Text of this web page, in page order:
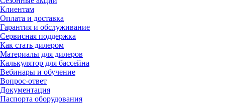
Клиентам
Оплата и доставка
Гарантия и обслуживание
Сервисная поддержка
Как стать дилером
Материалы для дилеров
Калькулятор для бассейна
Вебинары и обучение
Вопрос-ответ
Документация
Паспорта оборудования